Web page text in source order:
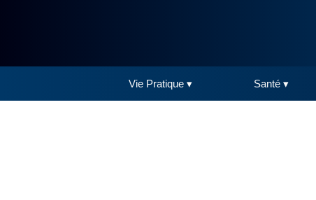
Vie Pratique ▾ Santé ▾